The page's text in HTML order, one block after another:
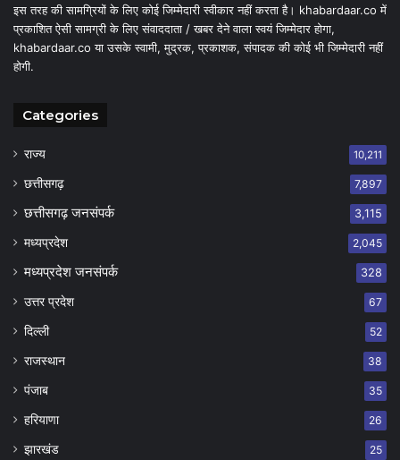
इस तरह की सामग्रियों के लिए कोई जिम्मेदारी स्वीकार नहीं करता है। khabardaar.co में
प्रकाशित ऐसी सामग्री के लिए संवाददाता / खबर देने वाला स्वयं जिम्मेदार होगा,
khabardaar.co या उसके स्वामी, मुद्रक, प्रकाशक, संपादक की कोई भी जिम्मेदारी नहीं
होगी.
Categories
राज्य 10,211
छत्तीसगढ़ 7,897
छत्तीसगढ़ जनसंपर्क 3,115
मध्यप्रदेश 2,045
मध्यप्रदेश जनसंपर्क 328
उत्तर प्रदेश 67
दिल्ली 52
राजस्थान 38
पंजाब 35
हरियाणा 26
झारखंड 25